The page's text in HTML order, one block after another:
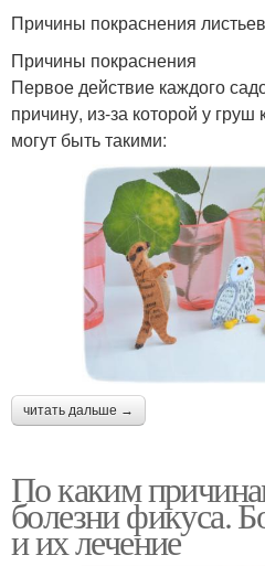
Причины покраснения
Причины покраснения
Первое действие каждого
причину, из-за которой у
могут быть такими:
читать дальше →
По каким
болезни фикуса.
и их лечение